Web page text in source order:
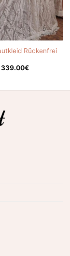
Rückenfrei
339.00€